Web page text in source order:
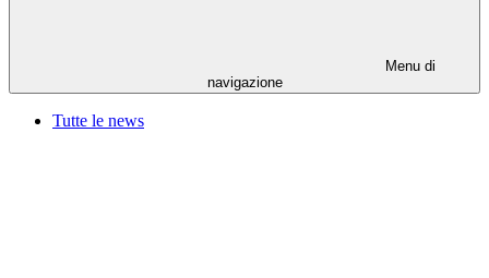
Menu di
navigazione
Tutte le news